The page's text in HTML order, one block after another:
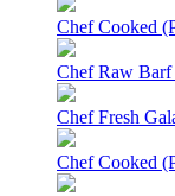
Chef Cooked
Chef Raw
Chef Fresh
Chef Cooked